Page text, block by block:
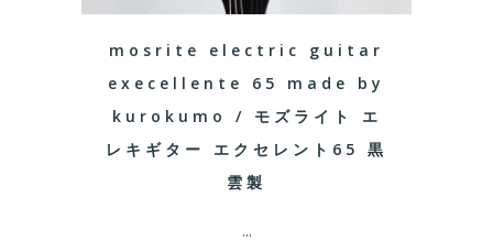
mosrite electric guitar
execellente 65 made by
kurokumo / モズライト エ
レキギター エクセレント65 黒
雲製
...